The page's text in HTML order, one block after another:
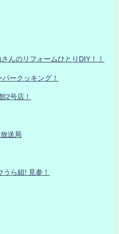
んのリフォームひとりDIY！！
ークッキング！
2号店！
送局
ら組! 見参！